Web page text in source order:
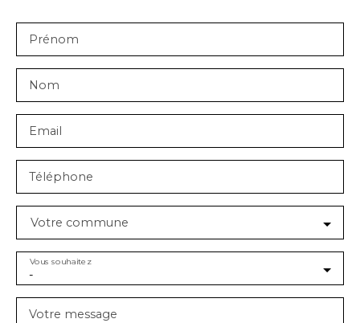
Prénom
Nom
Email
Téléphone
Votre commune
-
Vous souhaitez
Votre message